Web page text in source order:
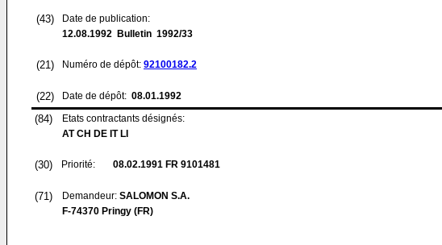
(43)
Date de publication:
12.08.1992 Bulletin 1992/33
(21) Numéro de dépôt: 92100182.2
(22) Date de dépôt: 08.01.1992
(84)
Etats contractants désignés:
AT CH DE IT LI
(30) Priorité: 08.02.1991 FR 9101481
(71) Demandeur: SALOMON S.A.
F-74370 Pringy (FR)